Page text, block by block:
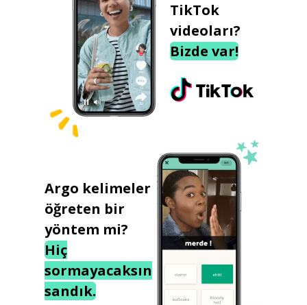
TikTok
videoları?
Bizde var!
Argo kelimeler
öğreten bir
yöntem mi?
Hiç
sormayacaksın
sandık.